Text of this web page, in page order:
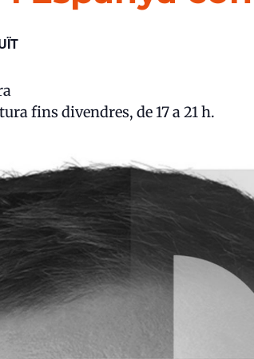
fins divendres, de 17 a 21 h.